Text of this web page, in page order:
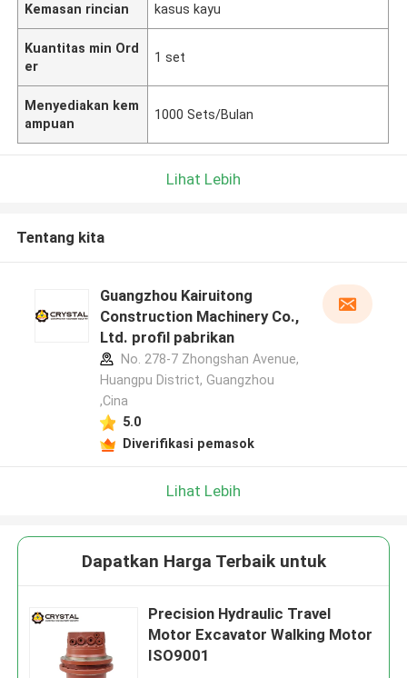
Kemasan rincian kasus kayu
Kuantitas min Ord
er
1 set
Menyediakan kem
ampuan
1000 Sets/Bulan
Lihat Lebih
Tentang kita
Guangzhou Kairuitong
Construction Machinery Co.,
Ltd. profil pabrikan
No. 278-7 Zhongshan Avenue,
Huangpu District, Guangzhou
,Cina
5.0
Diverifikasi pemasok
Lihat Lebih
Dapatkan Harga Terbaik untuk
Precision Hydraulic Travel
Motor Excavator Walking Motor
ISO9001